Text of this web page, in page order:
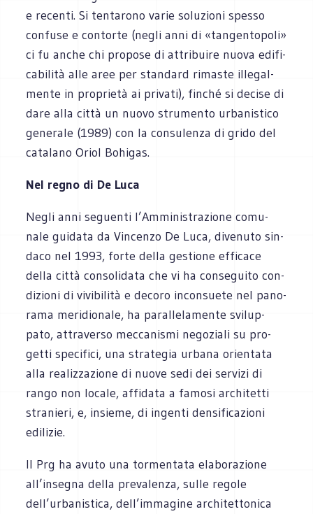
e recenti. Si ten­ta­rono varie solu­zioni spesso
con­fuse e con­torte (negli anni di «tan­gen­to­poli»
ci fu anche chi pro­pose di attri­buire nuova edi­fi­
ca­bi­lità alle aree per stan­dard rima­ste ille­gal­
mente in pro­prietà ai pri­vati), fin­ché si decise di
dare alla città un nuovo stru­mento urba­ni­stico
gene­rale (1989) con la con­su­lenza di grido del
cata­lano Oriol Bohigas.
Nel regno di De Luca
Negli anni seguenti l’Amministrazione comu­
nale gui­data da Vin­cenzo De Luca, dive­nuto sin­
daco nel 1993, forte della gestione effi­cace
della città con­so­li­data che vi ha con­se­guito con­
di­zioni di vivi­bi­lità e decoro incon­suete nel pano­
rama meri­dio­nale, ha paral­le­la­mente svi­lup­
pato, attra­verso mec­ca­ni­smi nego­ziali su pro­
getti spe­ci­fici, una stra­te­gia urbana orien­tata
alla rea­liz­za­zione di nuove sedi dei ser­vizi di
rango non locale, affi­data a famosi archi­tetti
stra­nieri, e, insieme, di ingenti den­si­fi­ca­zioni
edilizie.
Il Prg ha avuto una tor­men­tata ela­bo­ra­zione
all’insegna della pre­va­lenza, sulle regole
dell’urbanistica, dell’immagine archi­tet­to­nica